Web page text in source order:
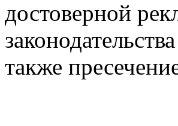
достоверной
также